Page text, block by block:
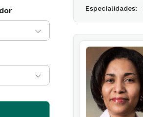
Especialidades: